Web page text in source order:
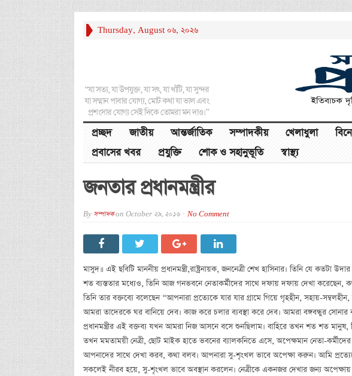
Thursday, August 06, 2026
“যা সত্য, যা উপযুক্ত, যা সৎ, যা খাঁটি, যা সুন্দর
যা সম্মান পাবার যোগ্য, মোট কথা যা ভাল এবং
প্রশংসার যোগ্য সেই দিকে তোমরা মন দাও।”
প্রচ্ছদ জাতীয় আন্তর্জাতিক সম্পাদকীয় খেলাধুলা
প্রবাসের খবর
প্রযুক্তি শোক ও সহানুভূতি স্বাস্থ্য
জনতার প্রধানমন্ত্রীর
By সম্পাদকon October 29, 2016 No Comment
মাসুদ॥ এই ছবিটি মাননীয় প্রধানমন্ত্রী,রাষ্ট্রনায়ক, জননেত্রী শেখ হাসিনার। তিনি যে কতটা
শত ব্যস্ততার মধ্যেও, তিনি আজ গনভবনে নেতাকর্মীদের সাথে দফায় দফায় দেখা করেছেন,
তিনি তার বক্তব্যে বলেছেন “আপনারা প্রত্যেকে যার যার গ্রামে গিয়ে গৃহহীন, সহায়-
আমরা তাদেরকে ঘর বানিয়ে দেব। কাজ করে চলার ব্যবস্থা করে দেব। আমরা বঙ্গবন্ধুর সোনার
প্রধানমন্ত্রীর এই বক্তব্য যখন আমরা নিজ আসনে বসে শুনছিলাম। বাহিরে তখন শত শত মানুষ,
তখন মমতাময়ী নেত্রী, ছোট মাইক হাতে ভবনের ব্যালকনিতে এসে, অপেক্ষমান নেতা-
আপনাদের সাথে দেখা করব, কথা বলব। আপনারা সু-শৃংখল ভাবে অপেক্ষা করুন। আমি
সকলেই নীরব হয়ে, সু-শৃংখল ভাবে অবস্থান করলেন। নেত্রীকে একনজর দেখার জন্য